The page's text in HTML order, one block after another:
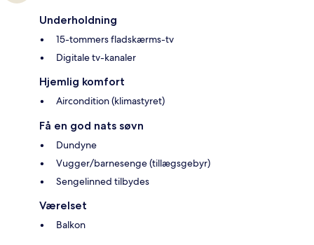
Underholdning
15-tommers fladskærms-tv
Digitale tv-kanaler
Hjemlig komfort
Aircondition (klimastyret)
Få en god nats søvn
Dundyne
Vugger/barnesenge (tillægsgebyr)
Sengelinned tilbydes
Værelset
Balkon